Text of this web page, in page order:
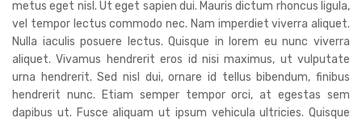
metus eget nisl. Ut eget sapien dui. Mauris dictum rhoncus ligula,
vel tempor lectus commodo nec. Nam imperdiet viverra aliquet.
Nulla iaculis posuere lectus. Quisque in lorem eu nunc viverra
aliquet. Vivamus hendrerit eros id nisi maximus, ut vulputate
urna hendrerit. Sed nisl dui, ornare id tellus bibendum, finibus
hendrerit nunc. Etiam semper tempor orci, at egestas sem
dapibus ut. Fusce aliquam ut ipsum vehicula ultricies. Quisque